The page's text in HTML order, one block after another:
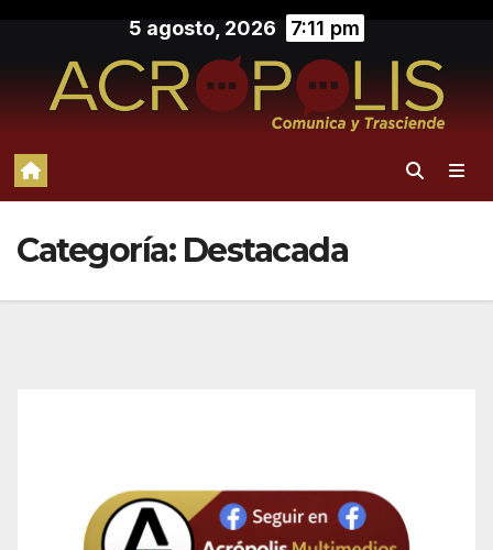
contenido
5 agosto, 2026 7:11 pm
Categoría: Destacada